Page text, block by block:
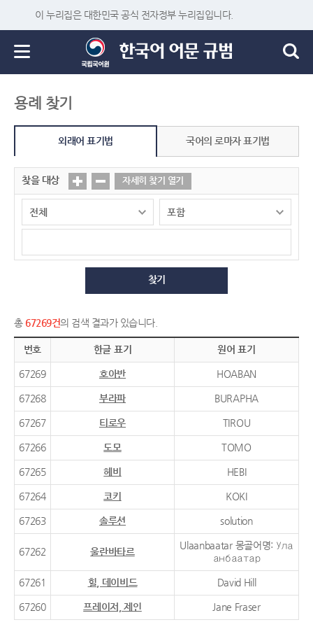
이 누리집은 대한민국 공식 전자정부 누리집입니다.
용례 찾기
외래어 표기법 국어의 로마자 표기법
찾을 대상 자세히 찾기 열기
찾기
총 67269건의 검색 결과가 있습니다.
번호 한글 표기 원어 표기
67269 호아반 HOABAN
67268 부라파 BURAPHA
67267 티로우 TIROU
67266 도모 TOMO
67265 헤비 HEBI
67264 코키 KOKI
67263 솔루션 solution
67262 울란바타르
Ulaanbaatar 몽골어명: Ула
анбаатар
67261 힐, 데이비드 David Hill
67260 프레이저, 제인 Jane Fraser